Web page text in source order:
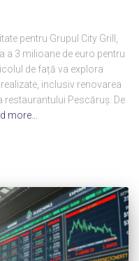
pentru Grupul City Grill,
a 3 milioane de euro pentru
de față va explora
inclusiv renovarea
restaurantului Pescăruș. De
more…